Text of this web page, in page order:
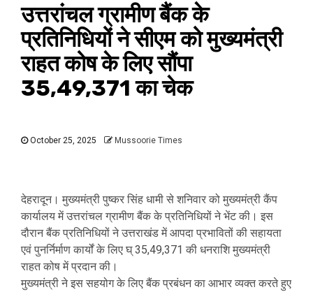
उत्तरांचल ग्रामीण बैंक के
प्रतिनिधियों ने सीएम को मुख्यमंत्री
राहत कोष के लिए सौंपा
35,49,371 का चेक
October 25, 2025 Mussoorie Times
देहरादून। मुख्यमंत्री पुष्कर सिंह धामी से शनिवार को मुख्यमंत्री कैंप
कार्यालय में उत्तरांचल ग्रामीण बैंक के प्रतिनिधियों ने भेंट की। इस
दौरान बैंक प्रतिनिधियों ने उत्तराखंड में आपदा प्रभावितों की सहायता
एवं पुनर्निर्माण कार्यों के लिए घ् 35,49,371 की धनराशि मुख्यमंत्री
राहत कोष में प्रदान की।
मुख्यमंत्री ने इस सहयोग के लिए बैंक प्रबंधन का आभार व्यक्त करते हुए